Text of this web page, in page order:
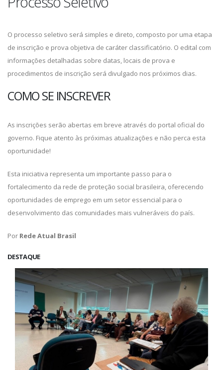
O processo seletivo será simples e direto, composto por uma etapa
de inscrição e prova objetiva de caráter classificatório. O edital com
informações detalhadas sobre datas, locais de prova e
procedimentos de inscrição será divulgado nos próximos dias.
COMO SE INSCREVER
As inscrições serão abertas em breve através do portal oficial do
governo. Fique atento às próximas atualizações e não perca esta
oportunidade!
Esta iniciativa representa um importante passo para o
fortalecimento da rede de proteção social brasileira, oferecendo
oportunidades de emprego em um setor essencial para o
desenvolvimento das comunidades mais vulneráveis do país.
Por Rede Atual Brasil
DESTAQUE